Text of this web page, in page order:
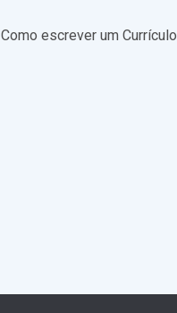
Como escrever um Currículo